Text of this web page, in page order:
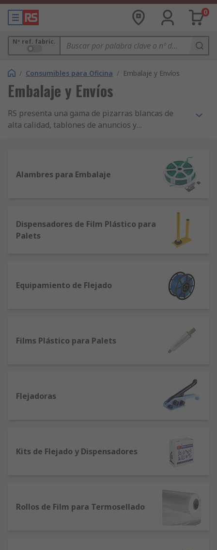
0
Nº ref. fabric.
/ Consumibles para Oficina / Embalaje y Envíos
Embalaje y Envíos
RS presenta una gama de pizarras blancas de
alta calidad, tablones de anuncios y
productos incluye una amplia gama de productos
y accesorios de pizarra blanca y gráficos
basculantes que son ideales para talleres y una
lluvia de ideas. También vendemos planificadores
Alambres para Embalaje
Dispensadores de Film Plástico para
Palets
Equipamiento de Flejado
Films Plástico para Palets
Flejadoras
Kits de Flejado y Dispensadores
Rollos de Film para Termosellado